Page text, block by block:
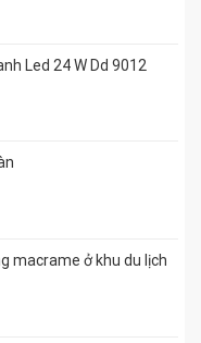
Led 24 W Dd 9012
macrame ở khu du lịch